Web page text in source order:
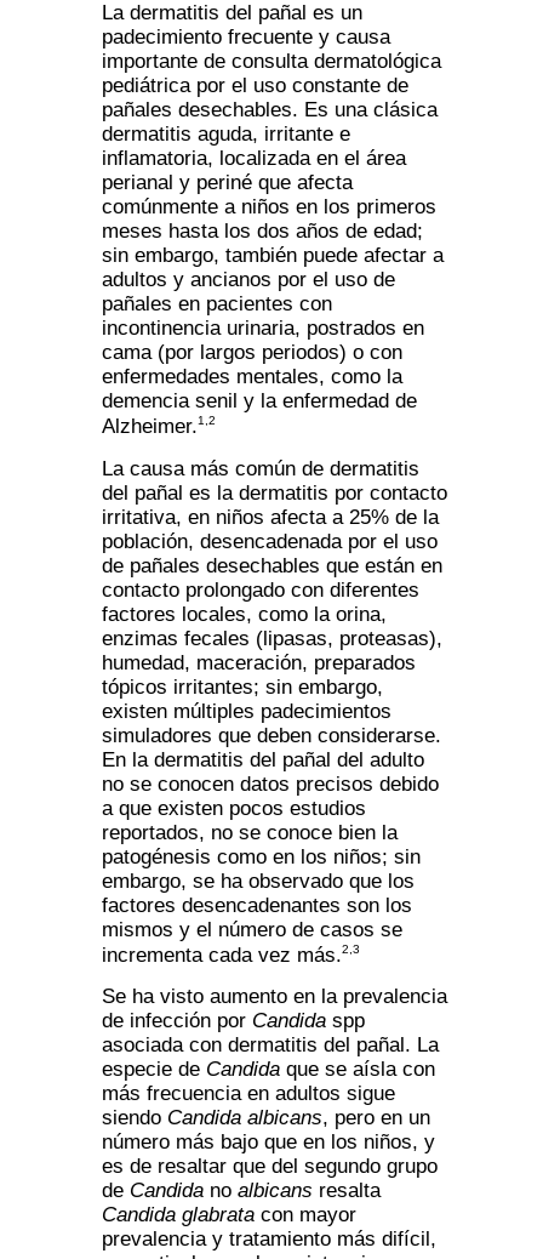
La dermatitis del pañal es un
padecimiento frecuente y causa
importante de consulta dermatológica
pediátrica por el uso constante de
pañales desechables. Es una clásica
dermatitis aguda, irritante e
inflamatoria, localizada en el área
perianal y periné que afecta
comúnmente a niños en los primeros
meses hasta los dos años de edad;
sin embargo, también puede afectar a
adultos y ancianos por el uso de
pañales en pacientes con
incontinencia urinaria, postrados en
cama (por largos periodos) o con
enfermedades mentales, como la
demencia senil y la enfermedad de
Alzheimer.1,2
La causa más común de dermatitis
del pañal es la dermatitis por contacto
irritativa, en niños afecta a 25% de la
población, desencadenada por el uso
de pañales desechables que están en
contacto prolongado con diferentes
factores locales, como la orina,
enzimas fecales (lipasas, proteasas),
humedad, maceración, preparados
tópicos irritantes; sin embargo,
existen múltiples padecimientos
simuladores que deben considerarse.
En la dermatitis del pañal del adulto
no se conocen datos precisos debido
a que existen pocos estudios
reportados, no se conoce bien la
patogénesis como en los niños; sin
embargo, se ha observado que los
factores desencadenantes son los
mismos y el número de casos se
incrementa cada vez más.2,3
Se ha visto aumento en la prevalencia
de infección por Candida spp
asociada con dermatitis del pañal. La
especie de Candida que se aísla con
más frecuencia en adultos sigue
siendo Candida albicans, pero en un
número más bajo que en los niños, y
es de resaltar que del segundo grupo
de Candida no albicans resalta
Candida glabrata con mayor
prevalencia y tratamiento más difícil,